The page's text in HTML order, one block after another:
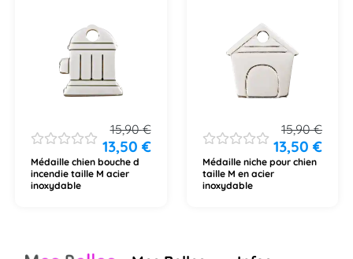
15,90€
13,50 €
Médaille chien bouche d
incendie taille M acier
inoxydable
15,90€
13,50€
Médaille niche pour chien
taille M en acier
inoxydable